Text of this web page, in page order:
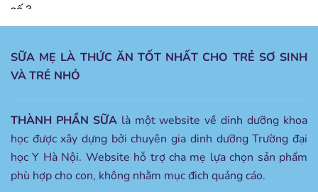
SỮA MẸ LÀ THỨC ĂN TỐT NHẤT CHO TRẺ SƠ SINH
VÀ TRẺ NHỎ
THÀNH PHẦN SỮA là một website về dinh dưỡng khoa
học được xây dựng bởi chuyên gia dinh dưỡng Trường đại
học Y Hà Nội. Website hỗ trợ cha mẹ lựa chọn sản phẩm
phù hợp cho con, không nhằm mục đich quảng cáo.